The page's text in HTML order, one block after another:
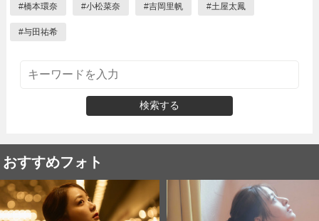
#橋本環奈 #小松菜奈 #吉岡里帆 #土屋太鳳
#与田祐希
検索する
おすすめフォト